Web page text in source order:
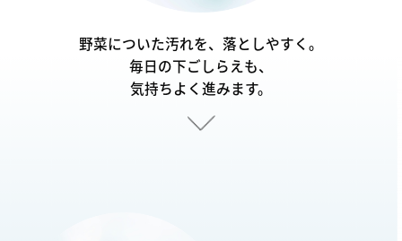
野菜についた汚れを、 落としやすく。
毎日の下ごしらえも、
気持ちよく進みます。